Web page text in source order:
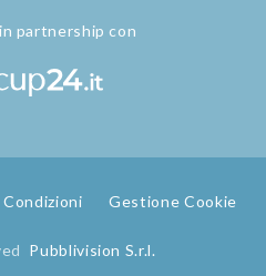
partnership con
Gestione Cookie
Pubblivision S.r.l.